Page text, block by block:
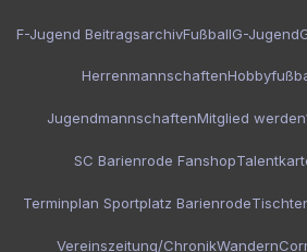
F-Jugend BeitragsarchivFußballG-Jugend
Herrenmannschaften
JugendmannschaftenMitglied
SC Barienrode Fanshop
Terminplan Sportplatz Barienrode
Vereinszeitung/ChronikWandern